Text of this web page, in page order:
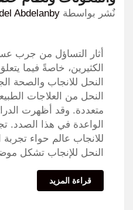
نٌشر بواسطة Abdelanby
أثار التساؤل من جرب
الكثيرين، خاصةً فيما
النحل للانجاب والصحة
النحل من العلاجات
متعددة. وقد أظهرت
الواعدة في هذا
للانجاب عالم حواء
النحل للإنجاب تشكل
قراءة المزيد